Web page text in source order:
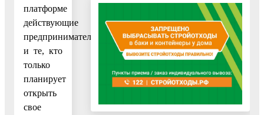
платформе
действующие
предприниматели
и те, кто
только
планирует
открыть
свое